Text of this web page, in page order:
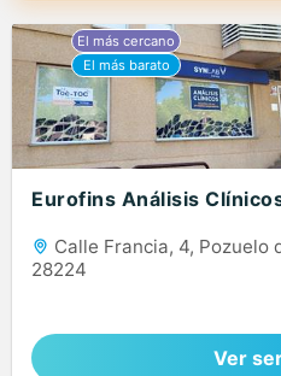
Eurofins Análisis
Calle Francia, 4, Pozuelo
28224
Ver